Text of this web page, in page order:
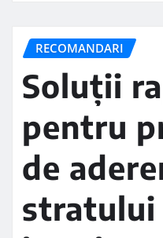
RECOMANDARI
Soluții
pentru
de
stratului